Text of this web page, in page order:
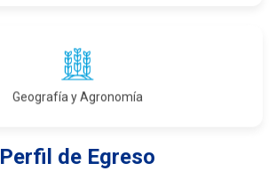
Geografía y Agronomía
Perfil de Egreso